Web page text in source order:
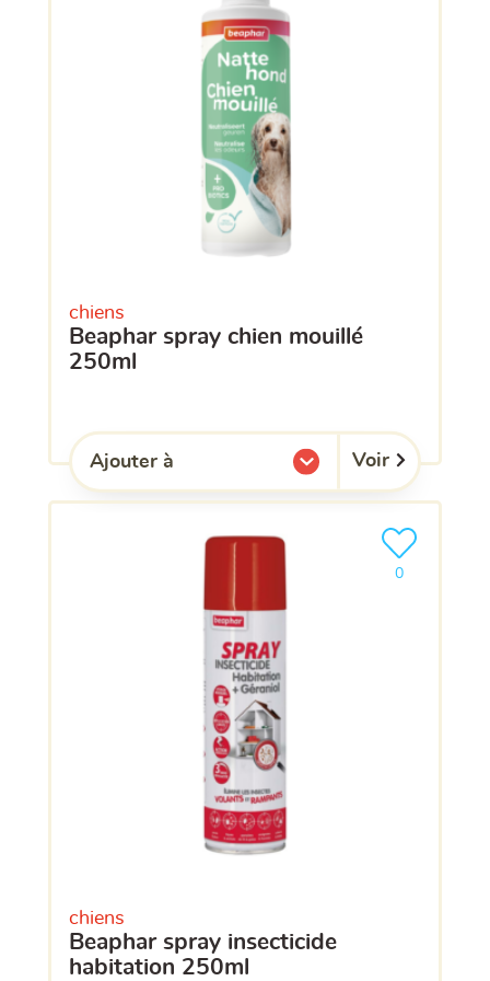
chiens
beaphar spray chien mouillé
250ml
Ajouter à
l'une de mes listes. Voir
chiens
beaphar spray insecticide
habitation 250ml
0
Ajouter le
clients ont